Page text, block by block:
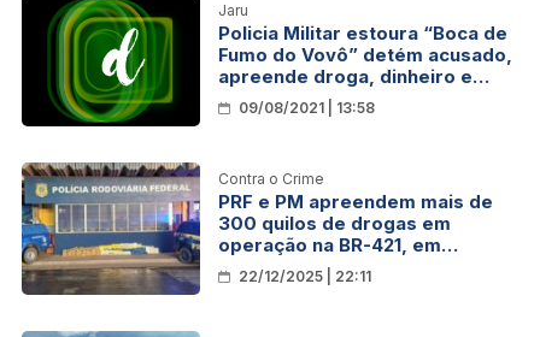
Jaru
Policia Militar estoura “Boca de
Fumo do Vovô” detém acusado,
apreende droga, dinheiro e
objetos
09/08/2021 | 13:58
Contra o Crime
PRF e PM apreendem mais de
300 quilos de drogas em
operação na BR-421, em
Rondônia
22/12/2025 | 22:11